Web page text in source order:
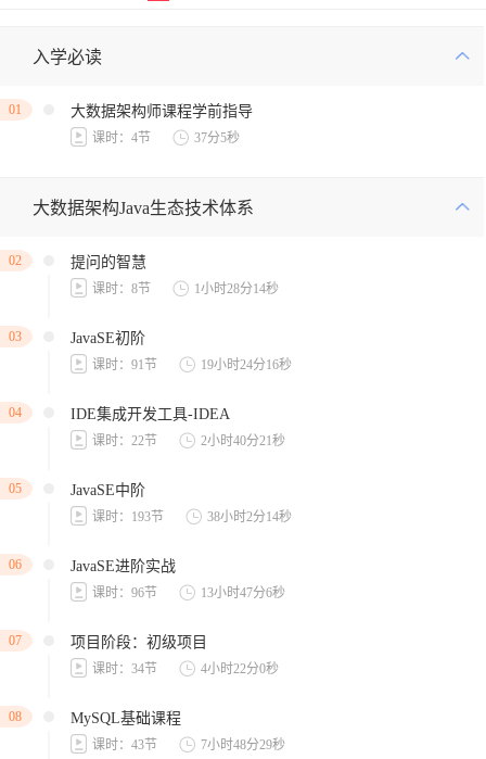
入学必读
01 大数据架构师课程学前指导
课时：4节 37分5秒
大数据架构Java生态技术体系
02 提问的智慧
课时：8节 1小时28分14秒
03 JavaSE初阶
课时：91节 19小时24分16秒
04 IDE集成开发工具-IDEA
课时：22节 2小时40分21秒
05 JavaSE中阶
课时：193节 38小时2分14秒
06 JavaSE进阶实战
课时：96节 13小时47分6秒
07 项目阶段：初级项目
课时：34节 4小时22分0秒
08 MySQL基础课程
课时：43节 7小时48分29秒